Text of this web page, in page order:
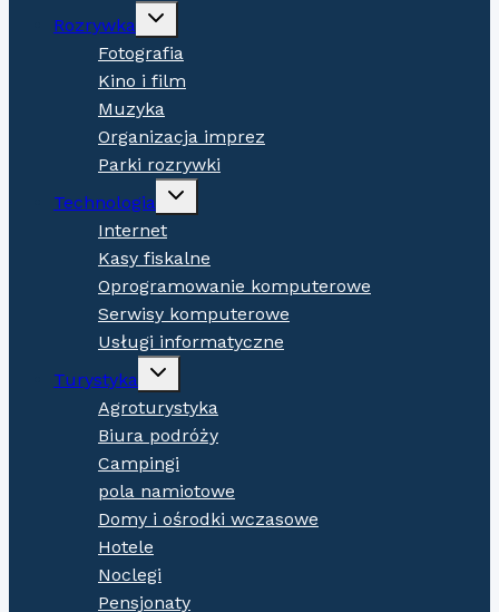
Rozrywka
Expand
menu
Fotografia
Kino i film
Muzyka
Organizacja imprez
Parki rozrywki
Technologia
Expand
menu
Internet
Kasy fiskalne
Oprogramowanie komputerowe
Serwisy komputerowe
Usługi informatyczne
Turystyka
Expand
Agroturystyka
Biura podróży
Campingi
pola namiotowe
Domy i ośrodki wczasowe
Hotele
Noclegi
Pensjonaty